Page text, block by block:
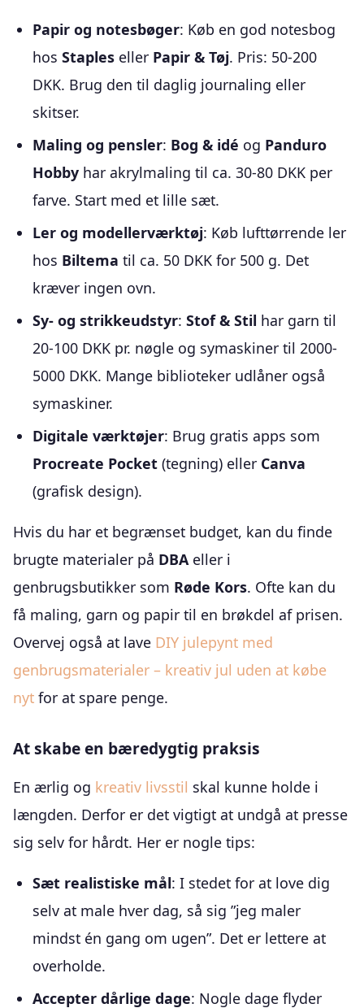
Papir og notesbøger: Køb en god notesbog
hos Staples eller Papir & Tøj. Pris: 50-200
DKK. Brug den til daglig journaling eller
skitser.
Maling og pensler: Bog & idé og Panduro
Hobby har akrylmaling til ca. 30-80 DKK per
farve. Start med et lille sæt.
Ler og modellerværktøj: Køb lufttørrende ler
hos Biltema til ca. 50 DKK for 500 g. Det
kræver ingen ovn.
Sy- og strikkeudstyr: Stof & Stil har garn til
20-100 DKK pr. nøgle og symaskiner til 2000-
5000 DKK. Mange biblioteker udlåner også
symaskiner.
Digitale værktøjer: Brug gratis apps som
Procreate Pocket (tegning) eller Canva
(grafisk design).
Hvis du har et begrænset budget, kan du finde
brugte materialer på DBAeller i
genbrugsbutikker som Røde Kors. Ofte kan du
få maling, garn og papir til en brøkdel af prisen.
Overvej også at lave DIY julepynt med
genbrugsmaterialer – kreativ jul uden at købe
nyt for at spare penge.
At skabe en bæredygtig praksis
En ærlig og kreativ livsstil skal kunne holde i
længden. Derfor er det vigtigt at undgå at presse
sig selv for hårdt. Her er nogle tips:
Sæt realistiske mål: I stedet for at love dig
selv at male hver dag, så sig ”jeg maler
mindst én gang om ugen”. Det er lettere at
overholde.
Accepter dårlige dage: Nogle dage flyder